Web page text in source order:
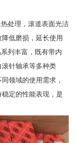
处理，滚道表面光洁
低磨损，延长使用
列丰富，既有带内
针轴承等多种类
领域的使用需求，
定的性能表现，是